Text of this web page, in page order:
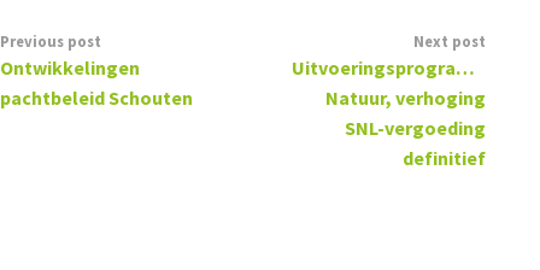
Previous post
Ontwikkelingen
pachtbeleid Schouten
Next post
Uitvoeringsprogramma
Natuur, verhoging
SNL-vergoeding
definitief